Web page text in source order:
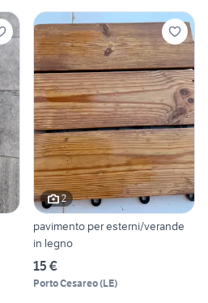
2
pavimento per esterni/verande
in legno
15 €
Porto Cesareo(LE)